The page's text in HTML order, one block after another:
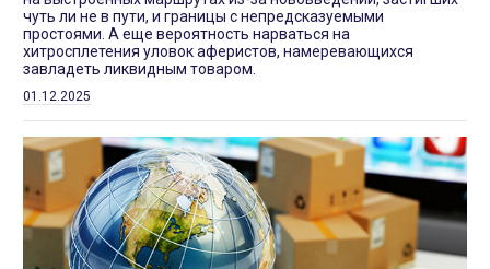
чуть ли не в пути, и границы с непредсказуемыми
простоями. А еще вероятность нарваться на
хитросплетения уловок аферистов, намеревающихся
завладеть ликвидным товаром.
01.12.2025